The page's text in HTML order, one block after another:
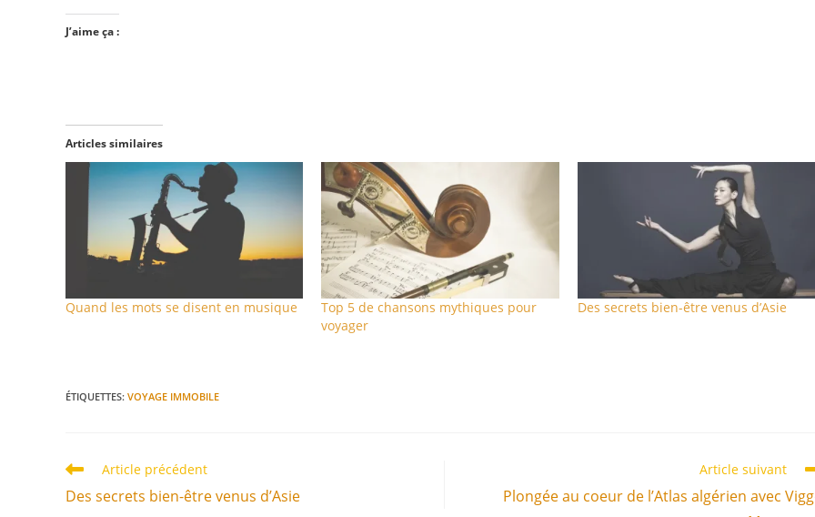
J’aime ça :
Articles similaires
Quand les mots se disent en musique
Top 5 de chansons mythiques pour
voyager
Des secrets bien-être venus d’Asie
ÉTIQUETTES: VOYAGE IMMOBILE
Article précédent
Des secrets bien-être venus d’Asie
Article suivant
Plongée au coeur de l’Atlas algérien avec